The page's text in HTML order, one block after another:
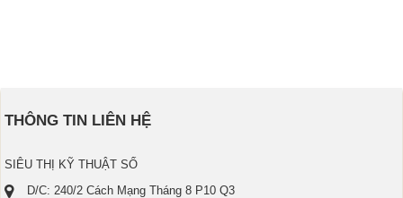
THÔNG TIN LIÊN HỆ
SIÊU THỊ KỸ THUẬT SỐ
D/C: 240/2 Cách Mạng Tháng 8 P10 Q3